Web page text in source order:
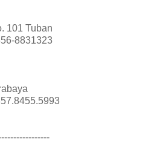
101 Tuban
8831323